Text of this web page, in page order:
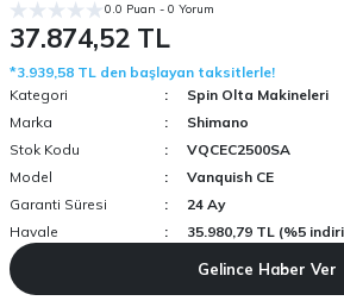
0.0 Puan - 0 Yorum
37.874,52 TL
*3.939,58 TL den başlayan taksitlerle!
Kategori
Spin Olta Makineleri
Marka
Shimano
Stok Kodu
VQCEC2500SA
Model
Vanquish CE
Garanti Süresi
24 Ay
Havale
35.980,79 TL (%5
Gelince Haber Ver